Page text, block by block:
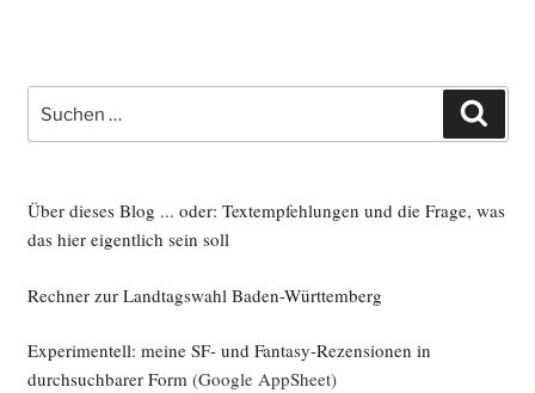
Suche
nach:
Über dieses Blog ... oder: Textempfehlungen und die Frage, was
das hier eigentlich sein soll
Rechner zur Landtagswahl Baden-Württemberg
Experimentell: meine SF- und Fantasy-Rezensionen in
durchsuchbarer Form(Google AppSheet)